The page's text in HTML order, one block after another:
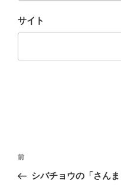
サイト
投
ナ
前
の
前
シバチョウの「さんま